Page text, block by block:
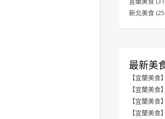
新北美食
最新美
【宜蘭美食
【宜蘭美
【宜蘭美
【宜蘭美食